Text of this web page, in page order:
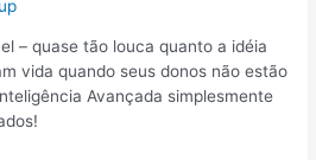
– quase tão louca quanto a idéia
vida quando seus donos não estão
Avançada simplesmente